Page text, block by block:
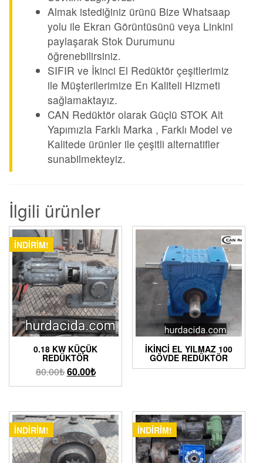
Almak istediğiniz ürünü Bize Whatsaap
yolu ile Ekran Görüntüsünü veya Linkini
paylaşarak Stok Durumunu
öğrenebilirsiniz.
SIFIR ve İkinci El Redüktör çeşitlerimiz
ile Müşterilerimize En Kaliteli Hizmeti
sağlamaktayız.
CAN Redüktör olarak Güçlü STOK Alt
Yapımızla Farklı Marka , Farklı Model ve
Kalitede ürünler ile çeşitli alternatifler
sunabilmekteyiz.
İlgili ürünler
İNDIRIM!
0.18 KW KÜÇÜK
REDÜKTÖR
80.00₺60.00₺
İKINCI EL YILMAZ 100
GÖVDE REDÜKTÖR
İNDIRIM! İNDIRIM!